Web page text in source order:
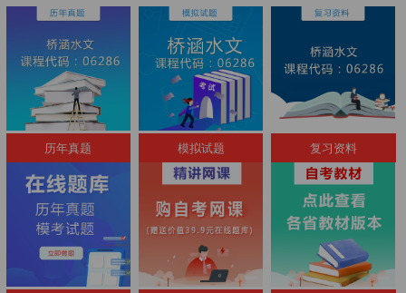
06286桥涵水文考试资料，以供考生们复习使用。
历年真题 模拟试题 复习资料